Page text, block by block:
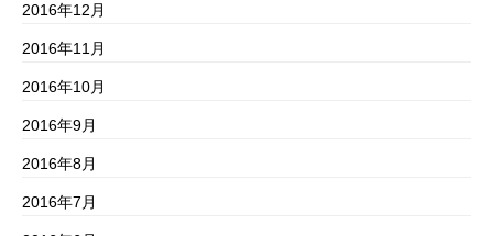
2016年12月
2016年11月
2016年10月
2016年9月
2016年8月
2016年7月